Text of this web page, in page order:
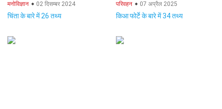
मनोविज्ञान 02 दिसम्बर 2024
चिंता के बारे में 26 तथ्य
परिवहन 07 अप्रैल 2025
किआ फोर्टे के बारे में 34 तथ्य